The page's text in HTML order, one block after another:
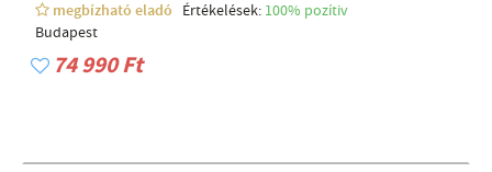
megbízható eladó
Értékelések: 100% pozítiv
Budapest
74 990 Ft